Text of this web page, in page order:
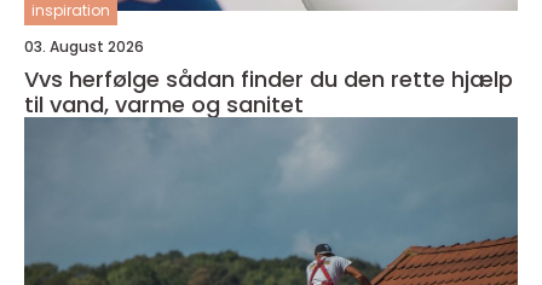
inspiration
03. August 2026
Vvs herfølge sådan finder du den rette hjælp
til vand, varme og sanitet